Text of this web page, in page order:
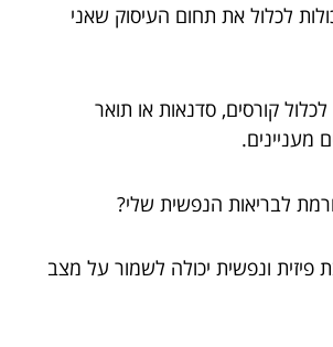
לכלול את תחום העיסוק שאני
קורסים, סדנאות או תואר
מעניינים.
פיזית ונפשית יכולה לשמור על מצב